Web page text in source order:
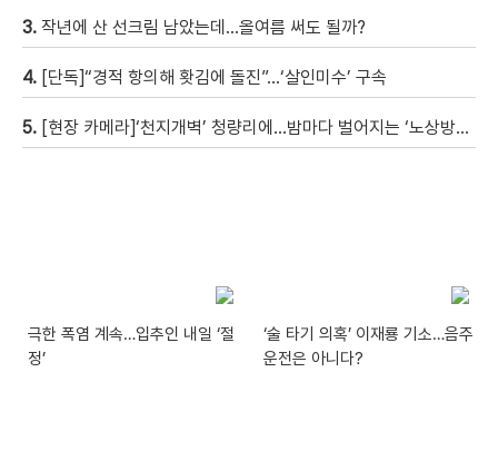
3. 작년에 산 선크림 남았는데…올여름 써도 될까?
4. [단독]“경적 항의해 홧김에 돌진”…‘살인미수’ 구속
5. [현장 카메라]‘천지개벽’ 청량리에…밤마다 벌어지는 ‘노상방뇨 전쟁’
극한 폭염 계속…입추인 내일 ‘절
정’
‘술 타기 의혹’ 이재룡 기소…음주
운전은 아니다?